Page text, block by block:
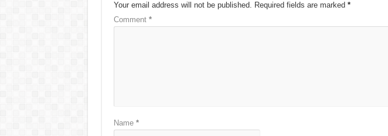
Your email address will not be published. Required fields are marked *
Comment *
Name *